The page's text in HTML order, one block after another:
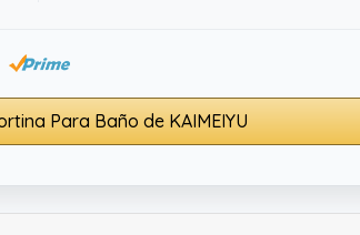
Para Baño de KAIMEIYU